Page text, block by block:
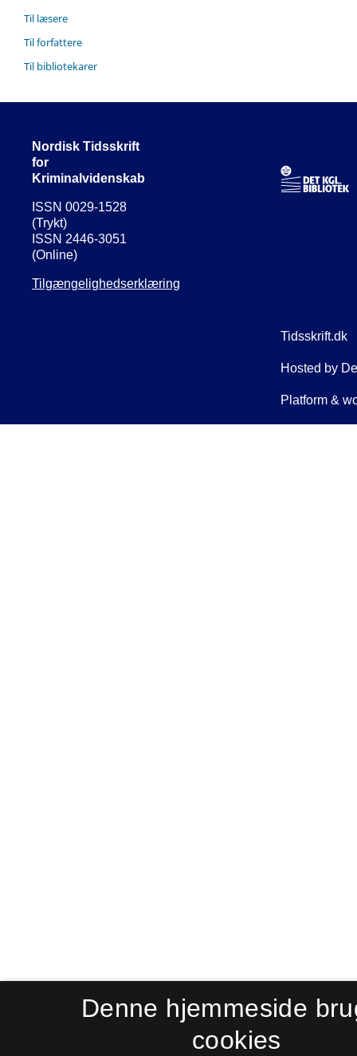
Til læsere
Til forfattere
Til bibliotekarer
Nordisk Tidsskrift
for
Kriminalvidenskab
ISSN 0029-1528
(Trykt)
ISSN 2446-3051
(Online)
Tilgængelighedserklæring
Denne hjemmeside
cookies